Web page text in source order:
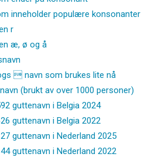
inneholder populære konsonanter
r
æ, ø og å
 navn som brukes lite nå
(brukt av over 1000 personer)
guttenavn i Belgia 2024
guttenavn i Belgia 2022
guttenavn i Nederland 2025
guttenavn i Nederland 2022